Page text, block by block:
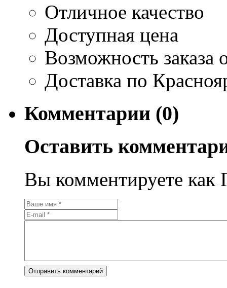
Отличное качество
Доступная цена
Возможность заказа
Доставка по
Комментарии (0)
Оставить
Вы комментируете как